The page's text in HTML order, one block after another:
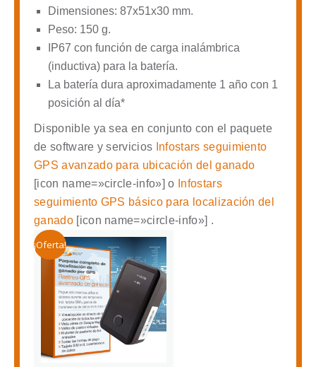
Dimensiones: 87x51x30 mm.
Peso: 150 g.
IP67 con función de carga inalámbrica
(inductiva) para la batería.
La batería dura aproximadamente 1 año con 1
posición al día*
Disponible ya sea en conjunto con el paquete
de software y servicios Infostars seguimiento
GPS avanzado para ubicación del ganado
[icon name=»circle-info»]o Infostars
seguimiento GPS básico para localización del
ganado [icon name=»circle-info»] .
¡Oferta!